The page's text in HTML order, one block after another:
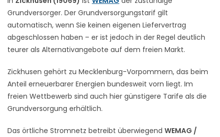
Grundversorger. Der Grundversorgungstarif gilt
automatisch, wenn Sie keinen eigenen Liefervertrag
abgeschlossen haben – er ist jedoch in der Regel deutlich
teurer als Alternativangebote auf dem freien Markt.
Zickhusen gehört zu Mecklenburg-Vorpommern, das beim
Anteil erneuerbarer Energien bundesweit vorn liegt. Im
freien Wettbewerb sind auch hier günstigere Tarife als die
Grundversorgung erhältlich.
Das örtliche Stromnetz betreibt überwiegend WEMAG /